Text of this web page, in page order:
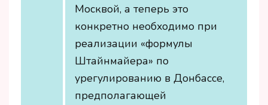
Москвой, а теперь это
конкретно необходимо при
реализации «формулы
Штайнмайера» по
урегулированию в Донбассе,
предполагающей